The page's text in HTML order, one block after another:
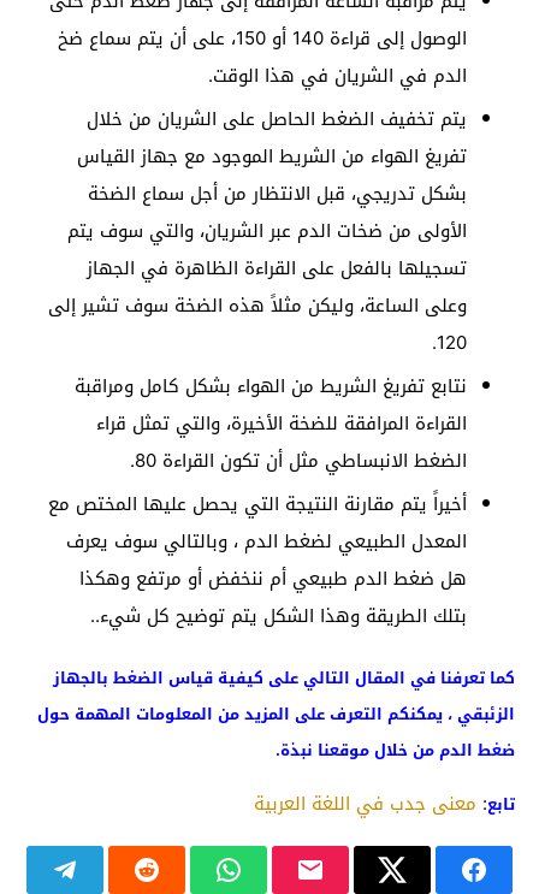
الوصول إلى قراءة 140 أو 150، على أن يتم سماع ضخ
الدم في الشريان في هذا الوقت.
يتم تخفيف الضغط الحاصل على الشريان من خلال
تفريغ الهواء من الشريط الموجود مع جهاز القياس
بشكل تدريجي، قبل الانتظار من أجل سماع الضخة
الأولى من ضخات الدم عبر الشريان، والتي سوف يتم
تسجيلها بالفعل على القراءة الظاهرة في الجهاز
وعلى الساعة، وليكن مثلاً هذه الضخة سوف تشير إلى
120.
نتابع تفريغ الشريط من الهواء بشكل كامل ومراقبة
القراءة المرافقة للضخة الأخيرة، والتي تمثل قراء
الضغط الانبساطي مثل أن تكون القراءة 80.
أخيراً يتم مقارنة النتيجة التي يحصل عليها المختص مع
المعدل الطبيعي لضغط الدم ، وبالتالي سوف يعرف
هل ضغط الدم طبيعي أم ننخفض أو مرتفع وهكذا
بتلك الطريقة وهذا الشكل يتم توضيح كل شيء..
كما تعرفنا في المقال التالي على كيفية قياس الضغط بالجهاز
الزئبقي ، يمكنكم التعرف على المزيد من المعلومات المهمة حول
ضغط الدم من خلال موقعنا نبذة.
تابع: معنى جدب في اللغة العربية